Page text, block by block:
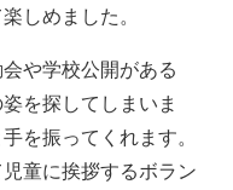
しめました。
や学校公開がある
を探してしまいま
を振ってくれます。
童に挨拶するボラン